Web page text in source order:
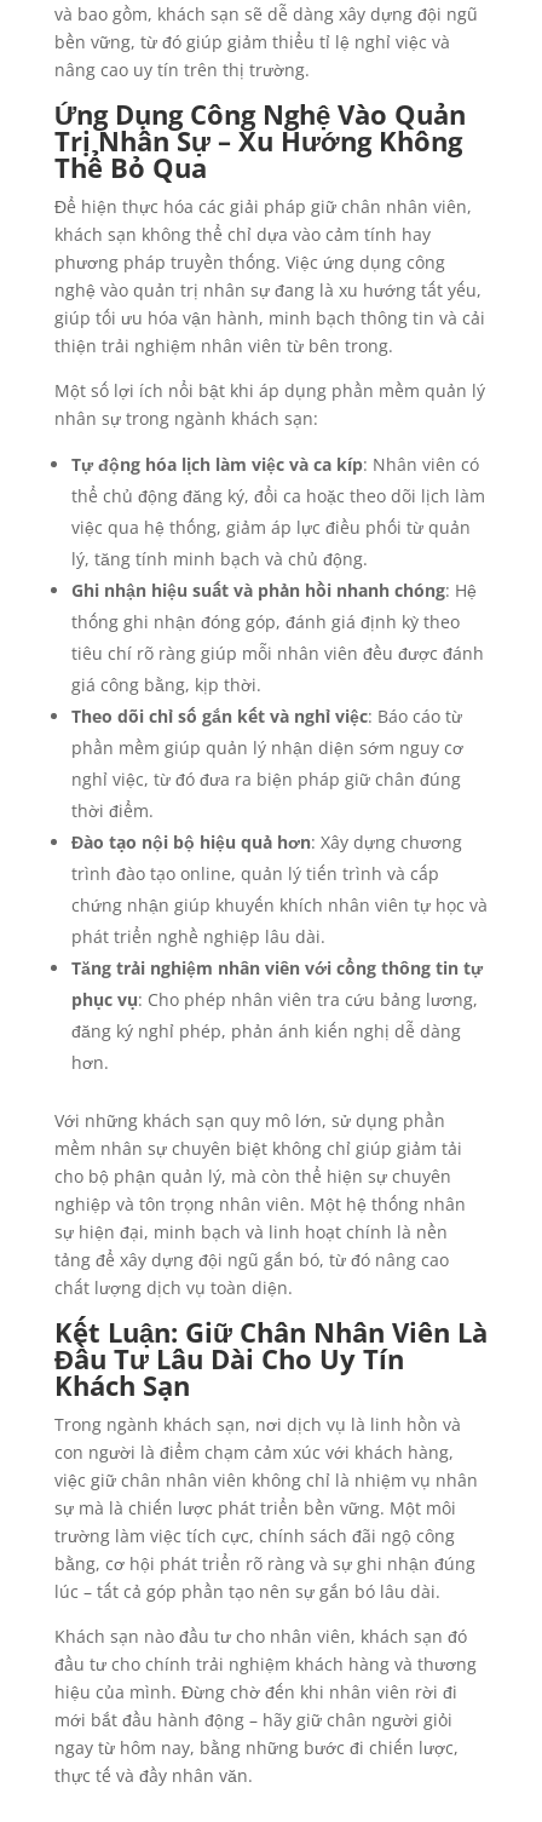
và bao gồm, khách sạn sẽ dễ dàng xây dựng đội ngũ
bền vững, từ đó giúp giảm thiểu tỉ lệ nghỉ việc và
nâng cao uy tín trên thị trường.
Ứng Dụng Công Nghệ Vào Quản
Trị Nhân Sự – Xu Hướng Không
Thể Bỏ Qua
Để hiện thực hóa các giải pháp giữ chân nhân viên,
khách sạn không thể chỉ dựa vào cảm tính hay
phương pháp truyền thống. Việc ứng dụng công
nghệ vào quản trị nhân sự đang là xu hướng tất yếu,
giúp tối ưu hóa vận hành, minh bạch thông tin và cải
thiện trải nghiệm nhân viên từ bên trong.
Một số lợi ích nổi bật khi áp dụng phần mềm quản lý
nhân sự trong ngành khách sạn:
Tự động hóa lịch làm việc và ca kíp: Nhân viên có
thể chủ động đăng ký, đổi ca hoặc theo dõi lịch làm
việc qua hệ thống, giảm áp lực điều phối từ quản
lý, tăng tính minh bạch và chủ động.
Ghi nhận hiệu suất và phản hồi nhanh chóng: Hệ
thống ghi nhận đóng góp, đánh giá định kỳ theo
tiêu chí rõ ràng giúp mỗi nhân viên đều được đánh
giá công bằng, kịp thời.
Theo dõi chỉ số gắn kết và nghỉ việc: Báo cáo từ
phần mềm giúp quản lý nhận diện sớm nguy cơ
nghỉ việc, từ đó đưa ra biện pháp giữ chân đúng
thời điểm.
Đào tạo nội bộ hiệu quả hơn: Xây dựng chương
trình đào tạo online, quản lý tiến trình và cấp
chứng nhận giúp khuyến khích nhân viên tự học và
phát triển nghề nghiệp lâu dài.
Tăng trải nghiệm nhân viên với cổng thông tin tự
phục vụ: Cho phép nhân viên tra cứu bảng lương,
đăng ký nghỉ phép, phản ánh kiến nghị dễ dàng
hơn.
Với những khách sạn quy mô lớn, sử dụng phần
mềm nhân sự chuyên biệt không chỉ giúp giảm tải
cho bộ phận quản lý, mà còn thể hiện sự chuyên
nghiệp và tôn trọng nhân viên. Một hệ thống nhân
sự hiện đại, minh bạch và linh hoạt chính là nền
tảng để xây dựng đội ngũ gắn bó, từ đó nâng cao
chất lượng dịch vụ toàn diện.
Kết Luận: Giữ Chân Nhân Viên Là
Đầu Tư Lâu Dài Cho Uy Tín
Khách Sạn
Trong ngành khách sạn, nơi dịch vụ là linh hồn và
con người là điểm chạm cảm xúc với khách hàng,
việc giữ chân nhân viên không chỉ là nhiệm vụ nhân
sự mà là chiến lược phát triển bền vững. Một môi
trường làm việc tích cực, chính sách đãi ngộ công
bằng, cơ hội phát triển rõ ràng và sự ghi nhận đúng
lúc – tất cả góp phần tạo nên sự gắn bó lâu dài.
Khách sạn nào đầu tư cho nhân viên, khách sạn đó
đầu tư cho chính trải nghiệm khách hàng và thương
hiệu của mình. Đừng chờ đến khi nhân viên rời đi
mới bắt đầu hành động – hãy giữ chân người giỏi
ngay từ hôm nay, bằng những bước đi chiến lược,
thực tế và đầy nhân văn.